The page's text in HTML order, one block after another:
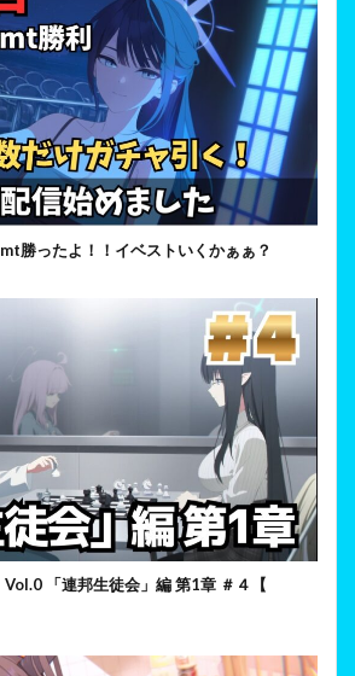
勝ったよ！！イベストいくかぁぁ？
「連邦生徒会」編 第1章 ＃４【